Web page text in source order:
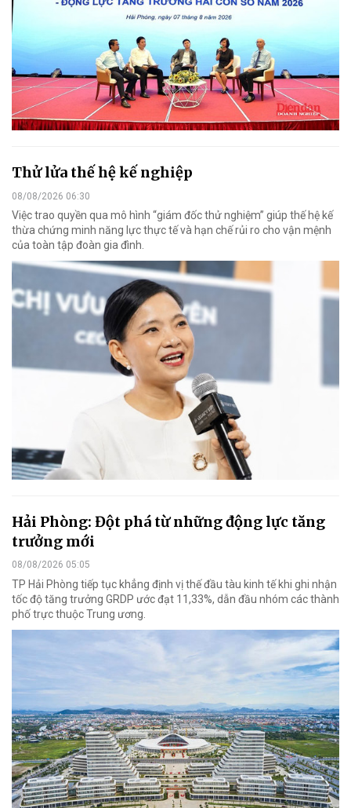
Thử lửa thế hệ kế nghiệp
08/08/2026 06:30
Việc trao quyền qua mô hình “giám đốc thử nghiệm” giúp thế hệ kế
thừa chứng minh năng lực thực tế và hạn chế rủi ro cho vận mệnh
của toàn tập đoàn gia đình.
Hải Phòng: Đột phá từ những động lực tăng
trưởng mới
08/08/2026 05:05
TP Hải Phòng tiếp tục khẳng định vị thế đầu tàu kinh tế khi ghi nhận
tốc độ tăng trưởng GRDP ước đạt 11,33%, dẫn đầu nhóm các thành
phố trực thuộc Trung ương.